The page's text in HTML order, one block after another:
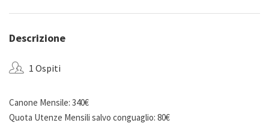
Descrizione
1 Ospiti
Canone Mensile: 340€
Quota Utenze Mensili salvo conguaglio: 80€